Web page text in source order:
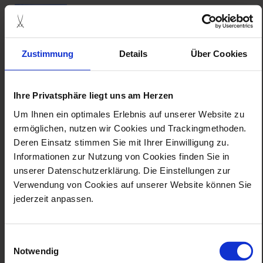
Zustimmung Details Über Cookies
Ihre Privatsphäre liegt uns am Herzen
Um Ihnen ein optimales Erlebnis auf unserer Website zu
ermöglichen, nutzen wir Cookies und Trackingmethoden.
Deren Einsatz stimmen Sie mit Ihrer Einwilligung zu.
Informationen zur Nutzung von Cookies finden Sie in
unserer Datenschutzerklärung. Die Einstellungen zur
Verwendung von Cookies auf unserer Website können Sie
jederzeit anpassen.
Notwendig
jahreskarte schauwerkstatt, museum
details
365 Tage Erlebniswelt Meissen
Eine Karte für die faszinierende Welt des Meissener